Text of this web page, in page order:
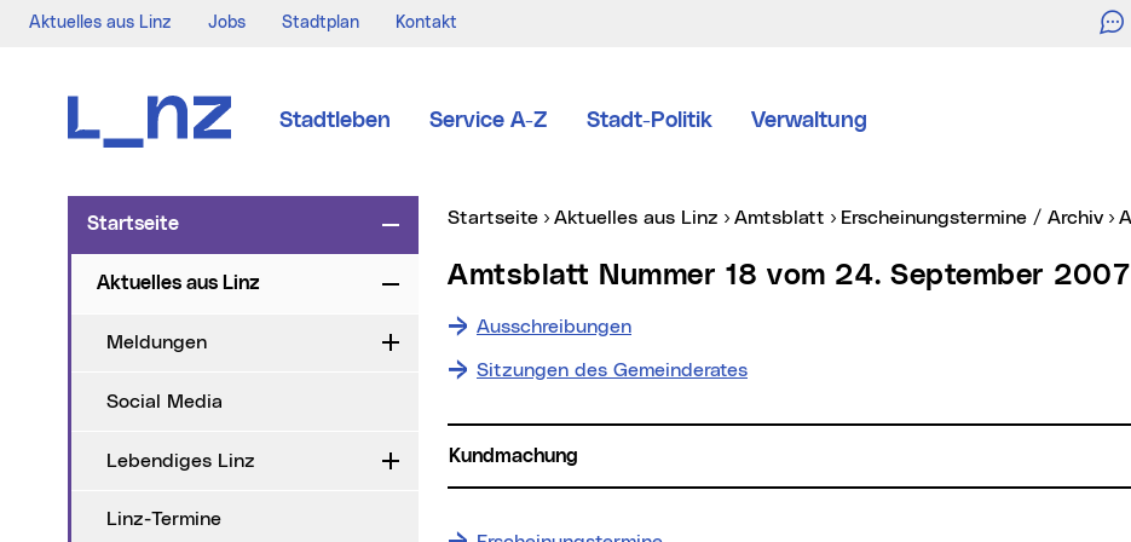
Aktuelles aus Linz Jobs Stadtplan Kontakt
Stadtleben Service A-Z Stadt-Politik Verwaltung
Startseite Zuklappen
Aktuelles aus Linz Zuklappen
Meldungen Aufklappen
Social Media
Lebendiges Linz Aufklappen
Linz-Termine
Sie sind hier:
Startseite Aktuelles aus Linz Amtsblatt Erscheinungstermine / Archiv
Amtsblatt Nummer 18 vom 24. September 2007
Ausschreibungen
Sitzungen des Gemeinderates
Kundmachung